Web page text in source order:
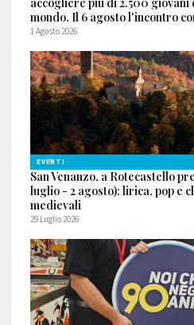
mondo. Il 6 agosto l'incontro
1 Agosto 2026
EVENTI
San Venanzo, a Rotecastello
luglio - 2 agosto): lirica, pop e
medievali
29 Luglio 2026